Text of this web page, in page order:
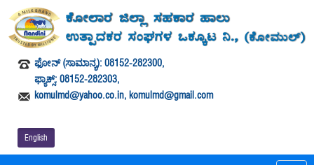
ಫೋನ್ (ಸಾಮಾನ್ಯ): 08152-282300,
ಫ್ಯಾಕ್ಸ್: 08152-282303,
komulmd@yahoo.co.in, komulmd@gmail.com
English